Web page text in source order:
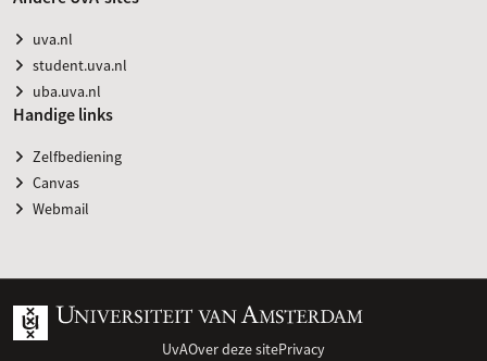
uva.nl
student.uva.nl
uba.uva.nl
Handige links
Zelfbediening
Canvas
Webmail
UvAOver deze sitePrivacy